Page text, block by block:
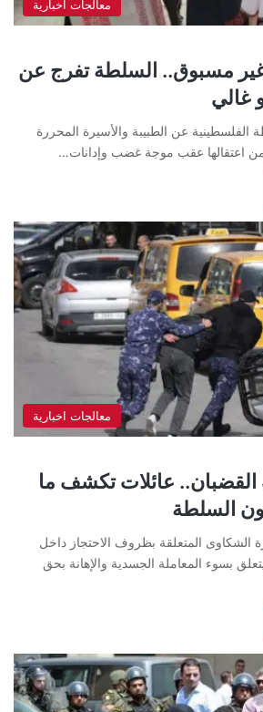
معالجات اخبارية
مسبوق.. السلطة تفرج عن
غالي
عن الطبيبة والأسيرة المحررة
من اعتقالها عقب موجة غضب وإدانات…
معالجات اخبارية
عائلات تكشف ما
السلطة
الشكاوى المتعلقة بظروف الاحتجاز داخل
بسوء المعاملة الجسدية والإهانة بحق